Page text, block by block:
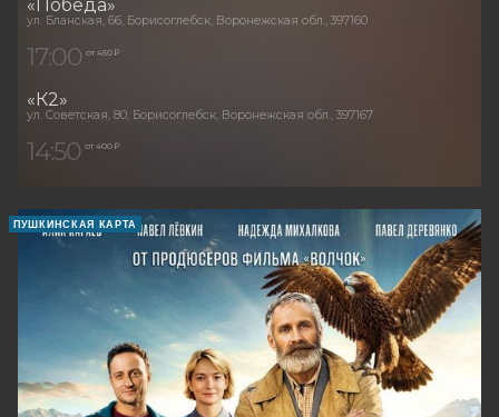
«Победа»
ул. Бланская, 66, Борисоглебск, Воронежская обл., 397160
17:00 от 450 ₽
«К2»
ул. Советская, 80, Борисоглебск, Воронежская обл., 397167
14:50 от 400 ₽
ПУШКИНСКАЯ КАРТА